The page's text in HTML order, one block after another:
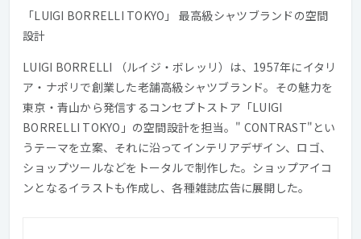
「LUIGI BORRELLI TOKYO」 最高級シャツブランドの空間
設計
LUIGI BORRELLI （ルイジ・ボレッリ）は、1957年にイタリ
ア・ナポリで創業した老舗高級シャツブランド。その魅力を
東京・青山から発信するコンセプトストア「LUIGI
BORRELLI TOKYO」の空間設計を担当。" CONTRAST"とい
うテーマを立案、それに沿ってインテリアデザイン、ロゴ、
ショップツールなどをトータルで制作した。ショップアイコ
ンとなるイラストも作成し、各種雑誌広告に展開した。